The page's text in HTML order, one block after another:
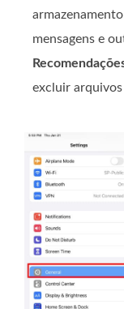
mensagens e
excluir arquivos